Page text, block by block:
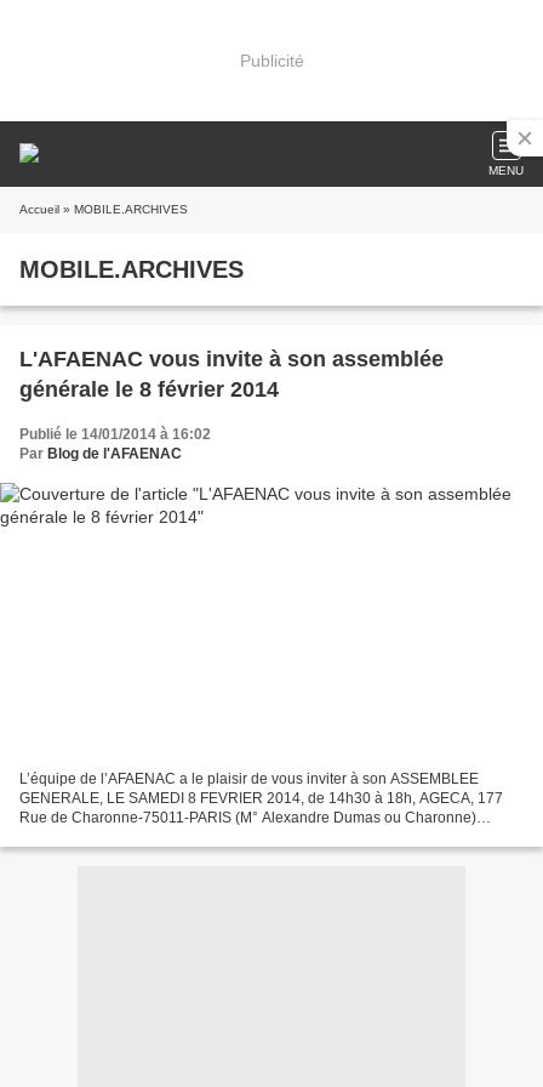
Publicité
MENU
Accueil » MOBILE.ARCHIVES
MOBILE.ARCHIVES
L'AFAENAC vous invite à son assemblée
générale le 8 février 2014
Publié le 14/01/2014 à 16:02
Par Blog de l'AFAENAC
L’équipe de l’AFAENAC a le plaisir de vous inviter à son ASSEMBLEE
GENERALE, LE SAMEDI 8 FEVRIER 2014, de 14h30 à 18h, AGECA, 177
Rue de Charonne-75011-PARIS (M° Alexandre Dumas ou Charonne)
d’Activités...